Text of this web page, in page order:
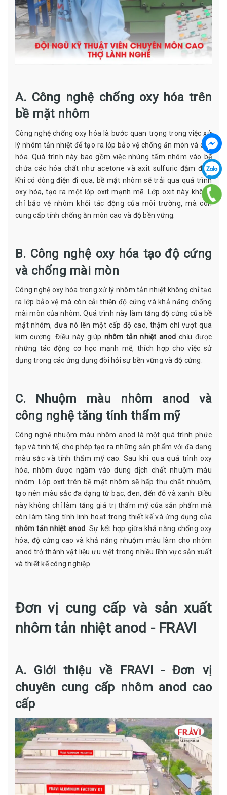
A. Công nghệ chống oxy hóa trên
bề mặt nhôm
Công nghệ chống oxy hóa là bước quan trọng trong việc xử
lý nhôm tản nhiệt để tạo ra lớp bảo vệ chống ăn mòn và oxy
hóa. Quá trình này bao gồm việc nhúng tấm nhôm vào bể
chứa các hóa chất như acetone và axit sulfuric đậm đặc.
Khi có dòng điện đi qua, bề mặt nhôm sẽ trải qua quá trình
oxy hóa, tạo ra một lớp oxit mạnh mẽ. Lớp oxit này không
chỉ bảo vệ nhôm khỏi tác động của môi trường, mà còn
cung cấp tính chống ăn mòn cao và độ bền vững.
B. Công nghệ oxy hóa tạo độ cứng
và chống mài mòn
Công nghệ oxy hóa trong xử lý nhôm tản nhiệt không chỉ tạo
ra lớp bảo vệ mà còn cải thiện độ cứng và khả năng chống
mài mòn của nhôm. Quá trình này làm tăng độ cứng của bề
mặt nhôm, đưa nó lên một cấp độ cao, thậm chí vượt qua
kim cương. Điều này giúp nhôm tản nhiệt anod chịu được
những tác động cơ học mạnh mẽ, thích hợp cho việc sử
dụng trong các ứng dụng đòi hỏi sự bền vững và độ cứng.
C. Nhuộm màu nhôm anod và
công nghệ tăng tính thẩm mỹ
Công nghệ nhuộm màu nhôm anod là một quá trình phức
tạp và tinh tế, cho phép tạo ra những sản phẩm với đa dạng
màu sắc và tính thẩm mỹ cao. Sau khi qua quá trình oxy
hóa, nhôm được ngâm vào dung dịch chất nhuộm màu
nhôm. Lớp oxit trên bề mặt nhôm sẽ hấp thụ chất nhuộm,
tạo nên màu sắc đa dạng từ bạc, đen, đến đỏ và xanh. Điều
này không chỉ làm tăng giá trị thẩm mỹ của sản phẩm mà
còn làm tăng tính linh hoạt trong thiết kế và ứng dụng của
nhôm tản nhiệt anod . Sự kết hợp giữa khả năng chống oxy
hóa, độ cứng cao và khả năng nhuộm màu làm cho nhôm
anod trở thành vật liệu ưu việt trong nhiều lĩnh vực sản xuất
và thiết kế công nghiệp.
Đơn vị cung cấp và sản xuất
nhôm tản nhiệt anod - FRAVI
A. Giới thiệu về FRAVI - Đơn vị
chuyên cung cấp nhôm anod cao
cấp